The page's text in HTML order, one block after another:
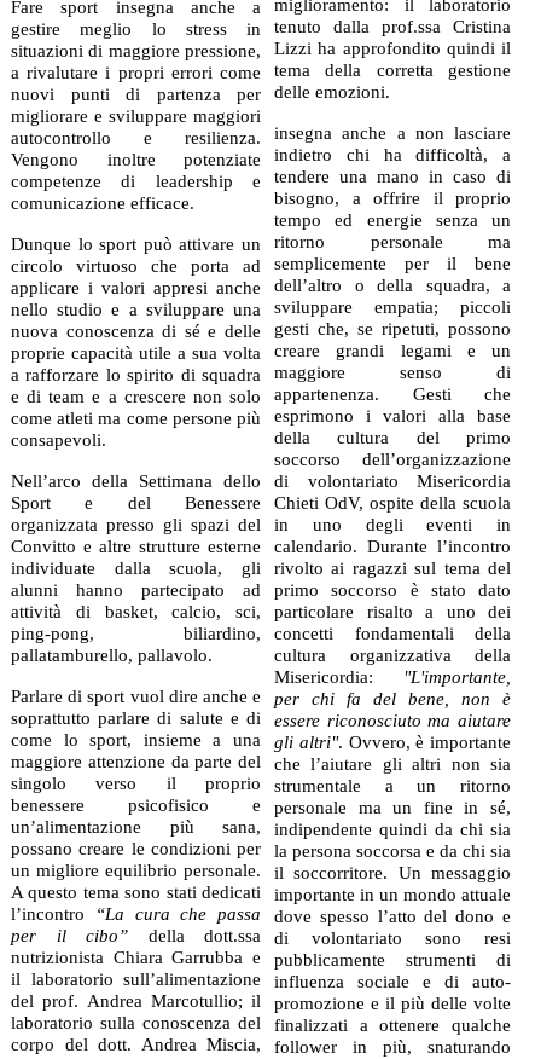
Fare sport insegna anche a
gestire meglio lo stress in
situazioni di maggiore pressione,
a rivalutare i propri errori come
nuovi punti di partenza per
migliorare e sviluppare maggiori
autocontrollo e resilienza.
Vengono inoltre potenziate
competenze di leadership e
comunicazione efficace.
Dunque lo sport può attivare un
circolo virtuoso che porta ad
applicare i valori appresi anche
nello studio e a sviluppare una
nuova conoscenza di sé e delle
proprie capacità utile a sua volta
a rafforzare lo spirito di squadra
e di team e a crescere non solo
come atleti ma come persone più
consapevoli.
Nell’arco della Settimana dello
Sport e del Benessere
organizzata presso gli spazi del
Convitto e altre strutture esterne
individuate dalla scuola, gli
alunni hanno partecipato ad
attività di basket, calcio, sci,
ping-pong, biliardino,
pallatamburello, pallavolo.
Parlare di sport vuol dire anche e
soprattutto parlare di salute e di
come lo sport, insieme a una
maggiore attenzione da parte del
singolo verso il proprio
benessere psicofisico e
un’alimentazione più sana,
possano creare le condizioni per
un migliore equilibrio personale.
A questo tema sono stati dedicati
l’incontro
“La cura che passa
per il cibo” della dott.ssa
nutrizionista Chiara Garrubba e
il laboratorio sull’alimentazione
del prof. Andrea Marcotullio; il
laboratorio sulla conoscenza del
corpo del dott. Andrea Miscia,
miglioramento: il laboratorio
tenuto dalla prof.ssa Cristina
Lizzi ha approfondito quindi il
tema della corretta gestione
delle emozioni.
insegna anche a non lasciare
indietro chi ha difficoltà, a
tendere una mano in caso di
bisogno, a offrire il proprio
tempo ed energie senza un
ritorno personale ma
semplicemente per il bene
dell’altro o della squadra, a
sviluppare empatia; piccoli
gesti che, se ripetuti, possono
creare grandi legami e un
maggiore senso di
appartenenza. Gesti che
esprimono i valori alla base
della cultura del primo
soccorso dell’organizzazione
di volontariato Misericordia
Chieti OdV, ospite della scuola
in uno degli eventi in
calendario. Durante l’incontro
rivolto ai ragazzi sul tema del
primo soccorso è stato dato
particolare risalto a uno dei
concetti fondamentali della
cultura organizzativa della
Misericordia:
"L'importante,
per chi fa del bene, non è
essere riconosciuto ma aiutare
gli altri". Ovvero, è importante
che l’aiutare gli altri non sia
strumentale a un ritorno
personale ma un fine in sé,
indipendente quindi da chi sia
la persona soccorsa e da chi sia
il soccorritore. Un messaggio
importante in un mondo attuale
dove spesso l’atto del dono e
di volontariato sono resi
pubblicamente strumenti di
influenza sociale e di auto-
promozione e il più delle volte
finalizzati a ottenere qualche
follower in più, snaturando